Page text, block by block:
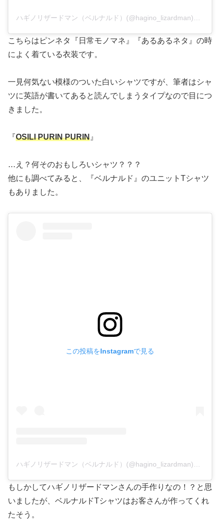
こちらはピンネタ『日常モノマネ』『あるあるネタ』の時
によく着ている衣装です。
一見何気ない模様のついた白いシャツですが、筆者はシャ
ツに英語が書いてあると読んでしまうタイプなので目につ
きました。
『OSILI PURIN PURIN 』
…え？何そのおもしろいシャツ？？？
他にも調べてみると、『ベルナルド』のユニットTシャツ
もありました。
この投稿をInstagramで見る
もしかしてハギノリザードマンさんの手作りなの！？と思
いましたが、ベルナルドTシャツはお客さんが作ってくれ
たそう。